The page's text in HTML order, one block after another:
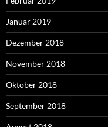
Januar 2019
Dezember 2018
November 2018
Oktober 2018
September 2018